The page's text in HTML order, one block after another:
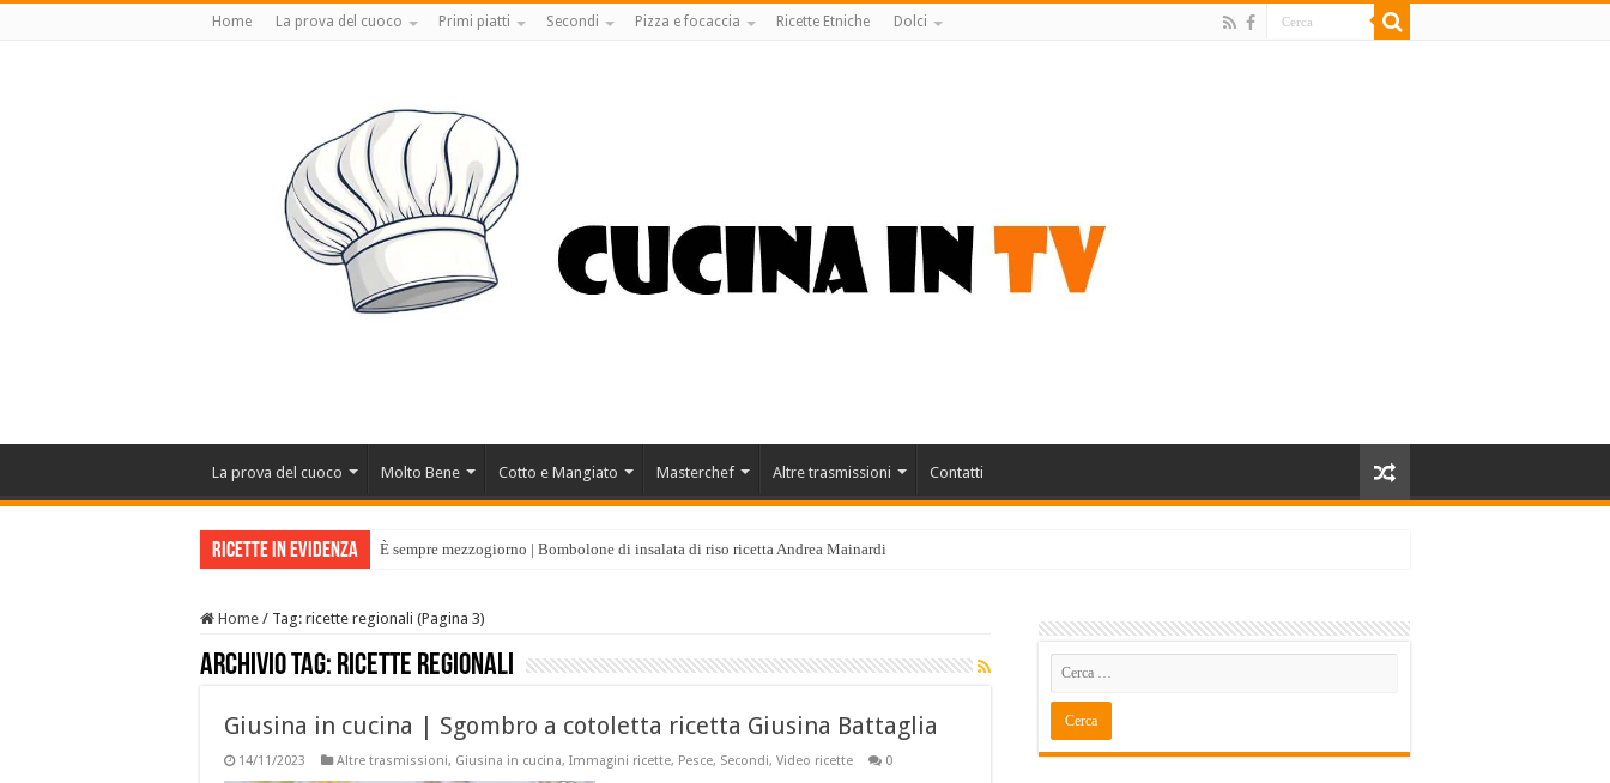
Home La prova del cuoco Primi piatti Secondi Pizza e focaccia Ricette Etniche Dolci
La prova del cuoco Molto Bene Cotto e Mangiato Masterchef Altre trasmissioni Contatti
Ricette in evidenza È sempre mezzogiorno | Bombolone di insalata di riso ricetta Andrea Mainardi
Home / Tag: ricette regionali (Pagina 3)
Archivio tag: ricette regionali
Giusina in cucina | Sgombro a cotoletta ricetta Giusina Battaglia
14/11/2023 Altre trasmissioni, Giusina in cucina, Immagini ricette, Pesce, Secondi, Video ricette 0